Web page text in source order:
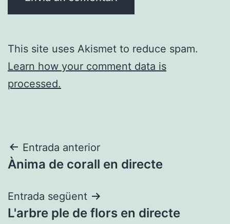
This site uses Akismet to reduce spam.
Learn how your comment data is
processed.
Navegació
d'entrades
Entrada anterior
Ànima de corall en directe
Entrada següent
L'arbre ple de flors en directe